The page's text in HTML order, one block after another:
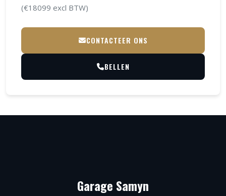
(€18099 excl BTW)
CONTACTEER ONS
BELLEN
Garage Samyn